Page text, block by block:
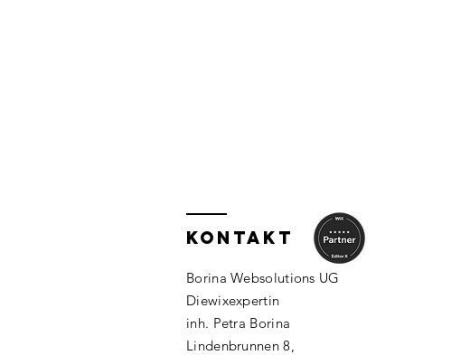
KONTAKT
Borina Websolutions UG
Diewixexpertin
inh. Petra Borina
Lindenbrunnen 8,